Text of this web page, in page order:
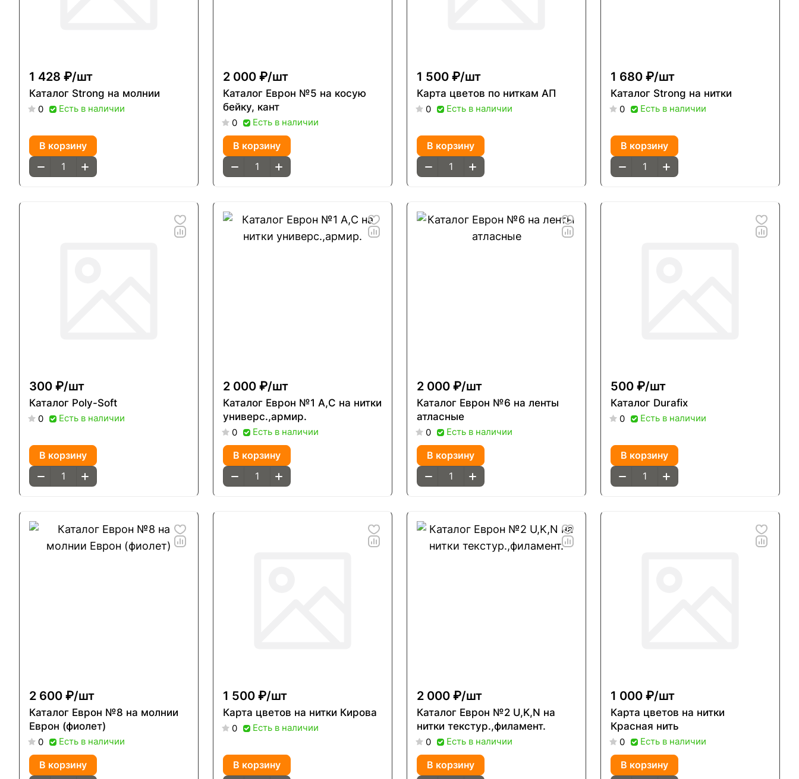
1 428 ₽/шт
Каталог Strong на молнии
0 Есть в наличии
В корзину
2 000 ₽/шт
Каталог Еврон №5 на косую
бейку, кант
0 Есть в наличии
В корзину
1 500 ₽/шт
Карта цветов по ниткам АП
0 Есть в наличии
В корзину
1 680 ₽/шт
Каталог Strong на нитки
0 Есть в наличии
В корзину
300 ₽/шт
Каталог Poly-Soft
0 Есть в наличии
В корзину
2 000 ₽/шт
Каталог Еврон №1 А,С на нитки
универс.,армир.
0 Есть в наличии
В корзину
2 000 ₽/шт
Каталог Еврон №6 на ленты
атласные
0 Есть в наличии
В корзину
500 ₽/шт
Каталог Durafix
0 Есть в наличии
В корзину
2 600 ₽/шт
Каталог Еврон №8 на молнии
Еврон (фиолет)
0 Есть в наличии
В корзину
1 500 ₽/шт
Карта цветов на нитки Кирова
0 Есть в наличии
В корзину
2 000 ₽/шт
Каталог Еврон №2 U,K,N на
нитки текстур.,филамент.
0 Есть в наличии
В корзину
1 000 ₽/шт
Карта цветов на нитки
Красная нить
0 Есть в наличии
В корзину